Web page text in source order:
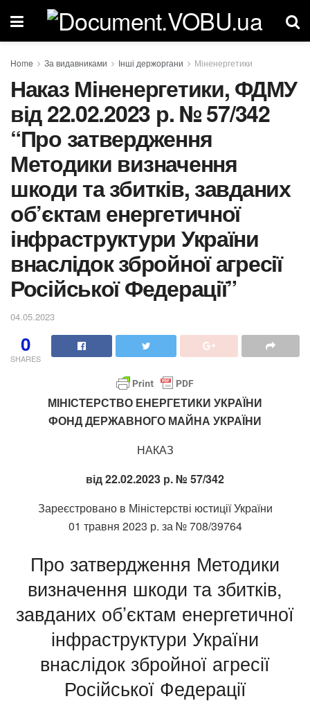
Home За видавниками Інші держоргани Міненергетики
Наказ Міненергетики, ФДМУ
від 22.02.2023 р. № 57/342
“Про затвердження
Методики визначення
шкоди та збитків, завданих
об’єктам енергетичної
інфраструктури України
внаслідок збройної агресії
Російської Федерації”
04.05.2023
0
SHARES
МІНІСТЕРСТВО ЕНЕРГЕТИКИ УКРАЇНИ
ФОНД ДЕРЖАВНОГО МАЙНА УКРАЇНИ
НАКАЗ
від 22.02.2023 р. № 57/342
Зареєстровано в Міністерстві юстиції України
01 травня 2023 р. за № 708/39764
Про затвердження Методики
визначення шкоди та збитків,
завданих об’єктам енергетичної
інфраструктури України
внаслідок збройної агресії
Російської Федерації